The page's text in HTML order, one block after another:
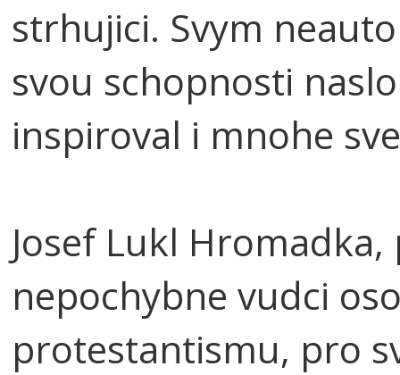
strhujici. Svym
svou schopnosti
inspiroval i mnohe
Josef Lukl
nepochybne vudci
protestantismu, pro